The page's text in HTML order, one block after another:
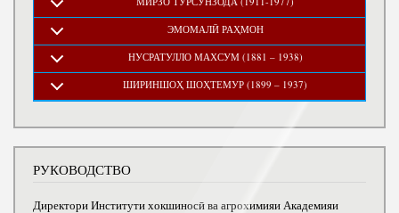
ЭМОМАЛӢ РАҲМОН
НУСРАТУЛЛО МАХСУМ (1881 – 1938)
ШИРИНШОҲ ШОҲТЕМУР (1899 – 1937)
РУКОВОДСТВО
Директори Институти хокшиносӣ ва агрохимияи Академияи